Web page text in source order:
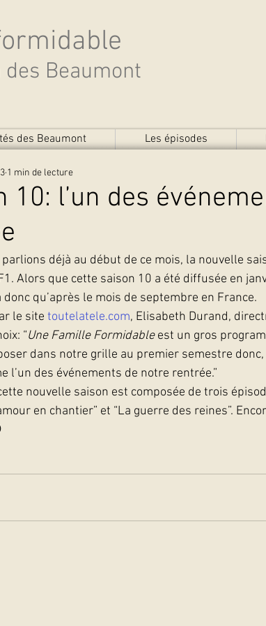
Beaumont
des Beaumont Les épisodes
10: l’un des
1 min de lecture
déjà au début de ce mois, la nouvelle
Alors que cette saison 10 a été diffusée en
donc qu’après le mois de septembre en France.
le site toutelatele.com, Elisabeth Durand,
“Une Famille Formidable est un gros
dans notre grille au premier semestre
l’un des événements de notre rentrée.”
nouvelle saison est composée de trois
en chantier” et “La guerre des reines”.